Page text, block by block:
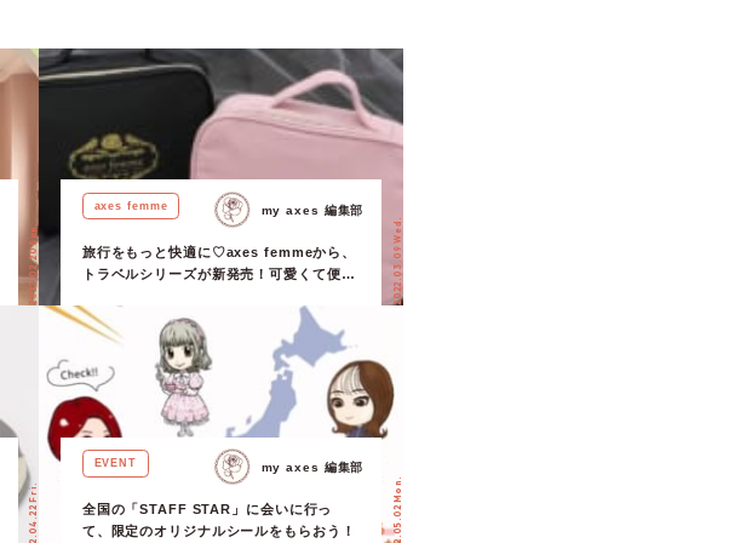
2022.02.20 Sun.
axes femme
旅行をもっと快適に♡axes femmeから、
トラベルシリーズが新発売！可愛くて便利
っ♩
2022.03.09 Wed.
my axes 編集部
2022.04.22 Fri.
EVENT
全国の「STAFF STAR」に会いに行っ
て、限定のオリジナルシールをもらおう！
2022.05.02 Mon.
my axes 編集部